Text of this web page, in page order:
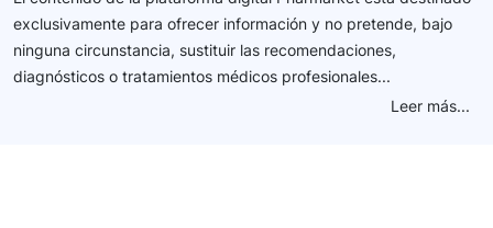
exclusivamente para ofrecer información y no pretende, bajo
ninguna circunstancia, sustituir las recomendaciones,
diagnósticos o tratamientos médicos profesionales...
Leer más...